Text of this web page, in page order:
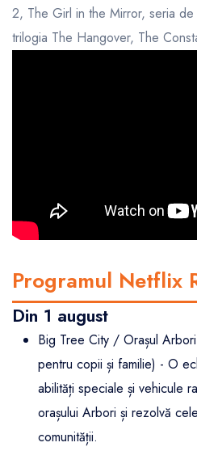
2, The Girl in the Mirror, seria de
trilogia The Hangover, The
Programul Netflix
Din 1 august
Big Tree City / Orașul
pentru copii și familie) - O
abilități speciale și vehicule
orașului Arbori și rezolvă
comunității.